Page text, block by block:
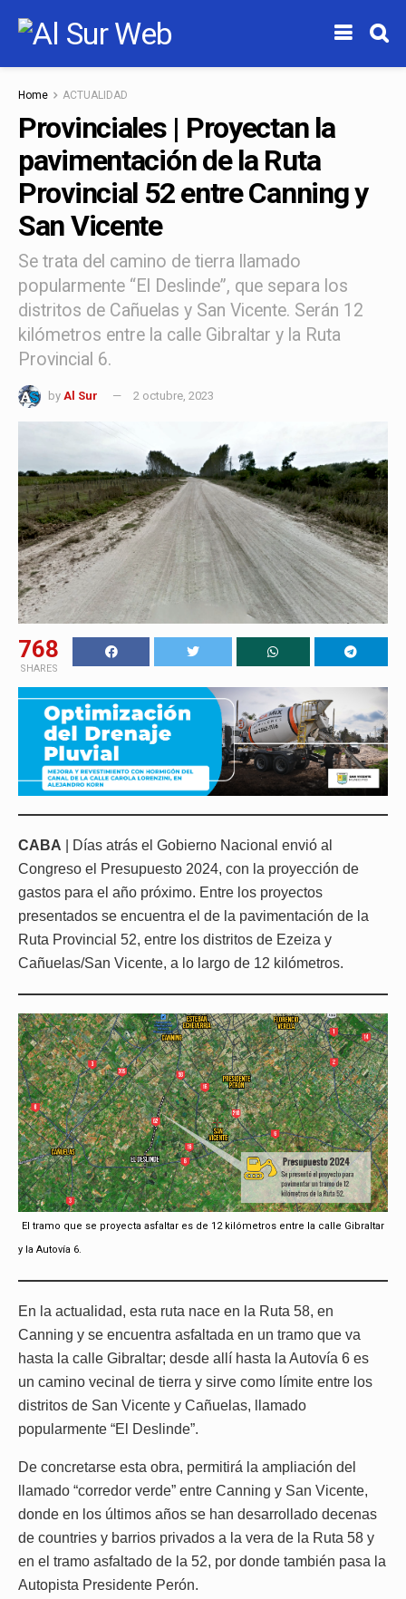
Home ACTUALIDAD
Provinciales | Proyectan la
pavimentación de la Ruta
Provincial 52 entre Canning y
San Vicente
Se trata del camino de tierra llamado
popularmente “El Deslinde”, que separa los
distritos de Cañuelas y San Vicente. Serán 12
kilómetros entre la calle Gibraltar y la Ruta
Provincial 6.
by Al Sur 2 octubre, 2023
768
SHARES
CABA | Días atrás el Gobierno Nacional envió al
Congreso el Presupuesto 2024, con la proyección de
gastos para el año próximo. Entre los proyectos
presentados se encuentra el de la pavimentación de la
Ruta Provincial 52, entre los distritos de Ezeiza y
Cañuelas/San Vicente, a lo largo de 12 kilómetros.
El tramo que se proyecta asfaltar es de 12 kilómetros entre la calle Gibraltar
y la Autovía 6.
En la actualidad, esta ruta nace en la Ruta 58, en
Canning y se encuentra asfaltada en un tramo que va
hasta la calle Gibraltar; desde allí hasta la Autovía 6 es
un camino vecinal de tierra y sirve como límite entre los
distritos de San Vicente y Cañuelas, llamado
popularmente “El Deslinde”.
De concretarse esta obra, permitirá la ampliación del
llamado “corredor verde” entre Canning y San Vicente,
donde en los últimos años se han desarrollado decenas
de countries y barrios privados a la vera de la Ruta 58 y
en el tramo asfaltado de la 52, por donde también pasa la
Autopista Presidente Perón.